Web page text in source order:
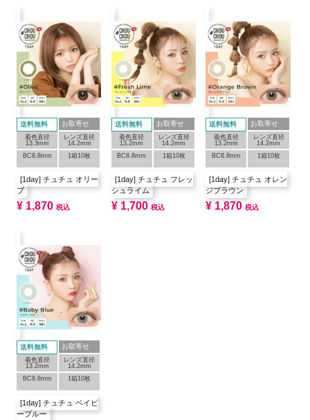
送料無料 お取寄せ
着色直径
13.3mm
レンズ直径
14.2mm
BC8.8mm
1箱10枚
[1day] チュチュ オリー
ブ
¥ 1,870 税込
送料無料 お取寄せ
着色直径
13.2mm
レンズ直径
14.2mm
BC8.8mm
1箱10枚
[1day] チュチュ フレッ
シュライム
¥ 1,700 税込
送料無料 お取寄せ
着色直径
13.2mm
レンズ直径
14.2mm
BC8.8mm
1箱10枚
[1day] チュチュ オレン
ジブラウン
¥ 1,870 税込
送料無料 お取寄せ
着色直径
13.2mm
レンズ直径
14.2mm
BC8.8mm
1箱10枚
[1day] チュチュ ベイビ
ーブルー